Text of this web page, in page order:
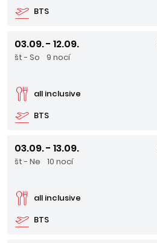
BTS
03.09. - 12.09.
št - So 9 nocí
BTS
all inclusive
03.09. - 13.09.
št - Ne 10 nocí
BTS
all inclusive